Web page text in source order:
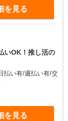
を見る
いOK！推し活の
払い有/週払い有/交
を見る